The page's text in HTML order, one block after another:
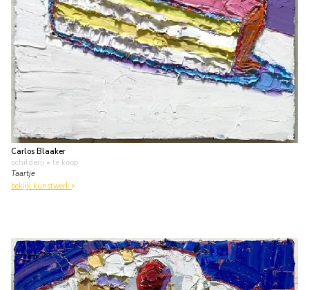
Carlos Blaaker
schilderij • te koop
Taartje
bekijk kunstwerk